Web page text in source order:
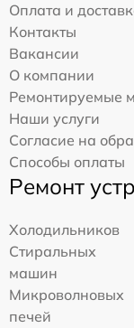
Оплата и
Контакты
Вакансии
О компании
Ремонтируемые
Наши услуги
Согласие на
Способы оплаты
Ремонт
Холодильников
Стиральных
машин
Микроволновых
печей